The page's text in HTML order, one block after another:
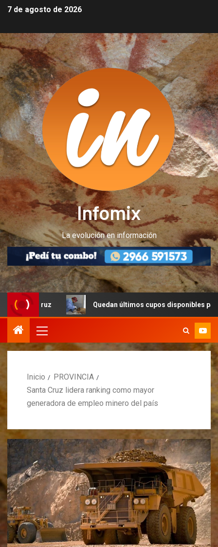
7 de agosto de 2026
Infomix
La evolución en información
Quedan últimos cupos disponibles para
Inicio
PROVINCIA
Santa Cruz lidera ranking como mayor
generadora de empleo minero del país